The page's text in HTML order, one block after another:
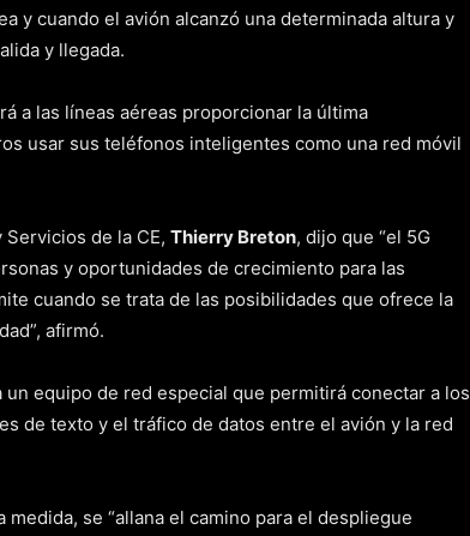
y cuando el avión alcanzó una determinada altura y
y llegada.
a las líneas aéreas proporcionar la última
usar sus teléfonos inteligentes como una red móvil
de la CE, Thierry Breton, dijo que “el 5G
y oportunidades de crecimiento para las
cuando se trata de las posibilidades que ofrece la
afirmó.
equipo de red especial que permitirá conectar a los
de texto y el tráfico de datos entre el avión y la red
se “allana el camino para el despliegue